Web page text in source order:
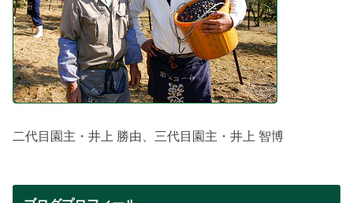
二代目園主・井上 勝由、三代目園主・井上 智博